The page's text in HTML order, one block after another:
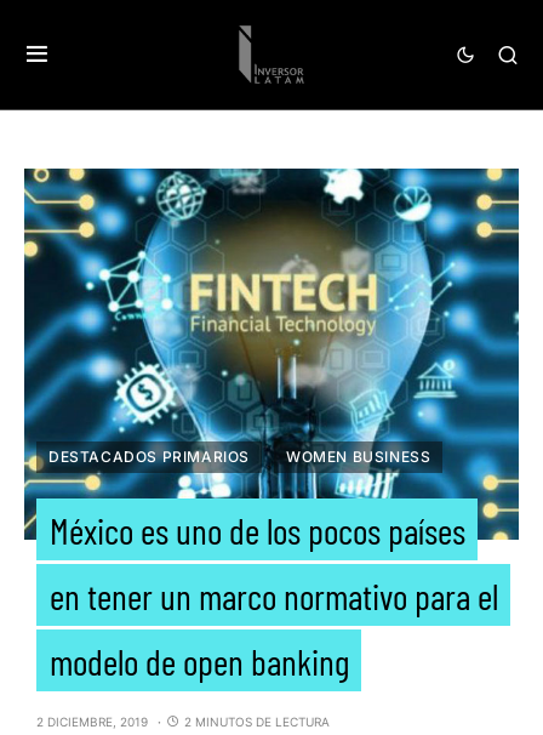
DESTACADOS PRIMARIOS WOMEN BUSINESS
México es uno de los pocos países
en tener un marco normativo para el
modelo de open banking
2 DICIEMBRE, 2019 2 MINUTOS DE LECTURA